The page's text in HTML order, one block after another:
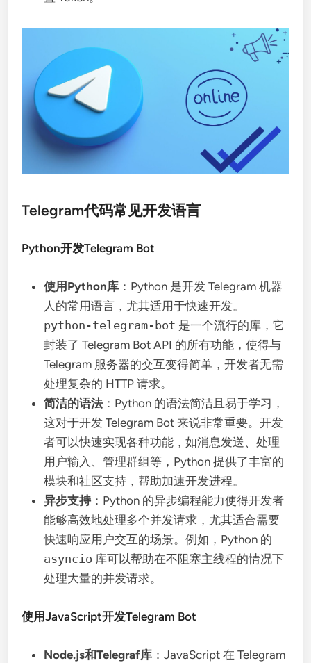
Telegram代码常见开发语言
Python开发Telegram Bot
使用Python库 ：Python 是开发 Telegram 机器
人的常用语言，尤其适用于快速开发。
python-telegram-bot 是一个流行的库，它
封装了 Telegram Bot API 的所有功能，使得与
Telegram 服务器的交互变得简单，开发者无需
处理复杂的 HTTP 请求。
简洁的语法 ：Python 的语法简洁且易于学习，
这对于开发 Telegram Bot 来说非常重要。开发
者可以快速实现各种功能，如消息发送、处理
用户输入、管理群组等，Python 提供了丰富的
模块和社区支持，帮助加速开发进程。
异步支持：Python 的异步编程能力使得开发者
能够高效地处理多个并发请求，尤其适合需要
快速响应用户交互的场景。例如，Python 的
asyncio 库可以帮助在不阻塞主线程的情况下
处理大量的并发请求。
使用JavaScript开发Telegram Bot
Node.js和Telegraf库 ：JavaScript 在 Telegram